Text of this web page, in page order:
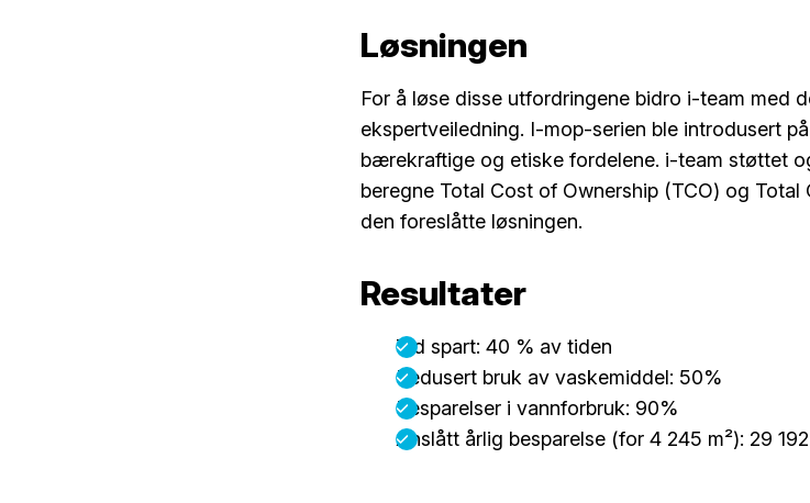
Løsningen
For å løse disse utfordringene bidro i-team med
ekspertveiledning. I-mop-serien ble introdusert
bærekraftige og etiske fordelene. i-team støttet
beregne Total Cost of Ownership (TCO) og
den foreslåtte løsningen.
Resultater
Tid spart: 40 % av tiden
Redusert bruk av vaskemiddel: 50%
Besparelser i vannforbruk: 90%
Anslått årlig besparelse (for 4 245 m²): 29